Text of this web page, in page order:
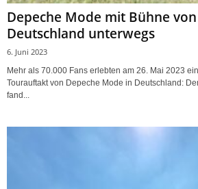
Depeche Mode mit Bühne von
Deutschland unterwegs
6. Juni 2023
Mehr als 70.000 Fans erlebten am 26. Mai 2023
Tourauftakt von Depeche Mode in Deutschland:
fand...